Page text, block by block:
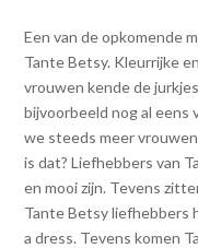
Een van de opkomende
Tante Betsy. Kleurrijke
vrouwen kende de
bijvoorbeeld nog al eens
we steeds meer
is dat? Liefhebbers van
en mooi zijn. Tevens
Tante Betsy liefhebbers
a dress. Tevens komen